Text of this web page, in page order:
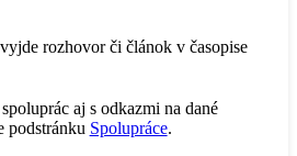
rozhovor či článok v časopise
aj s odkazmi na dané
podstránku Spolupráce.